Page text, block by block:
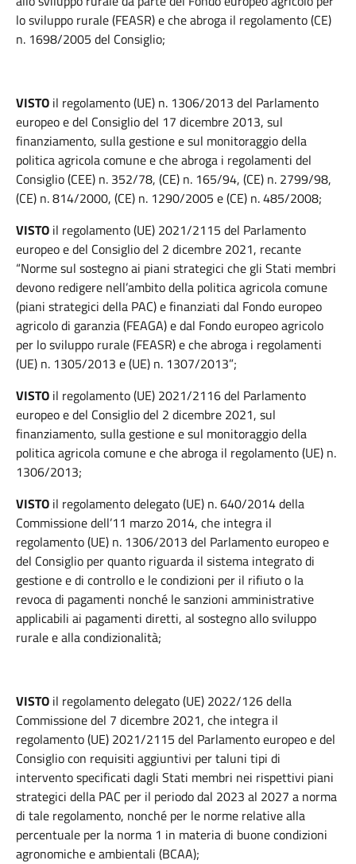
lo sviluppo rurale (FEASR) e che abroga il regolamento (CE)
n. 1698/2005 del Consiglio;
VISTO il regolamento (UE) n. 1306/2013 del Parlamento
europeo e del Consiglio del 17 dicembre 2013, sul
finanziamento, sulla gestione e sul monitoraggio della
politica agricola comune e che abroga i regolamenti del
Consiglio (CEE) n. 352/78, (CE) n. 165/94, (CE) n. 2799/98,
(CE) n. 814/2000, (CE) n. 1290/2005 e (CE) n. 485/2008;
VISTO il regolamento (UE) 2021/2115 del Parlamento
europeo e del Consiglio del 2 dicembre 2021, recante
“Norme sul sostegno ai piani strategici che gli Stati membri
devono redigere nell’ambito della politica agricola comune
(piani strategici della PAC) e finanziati dal Fondo europeo
agricolo di garanzia (FEAGA) e dal Fondo europeo agricolo
per lo sviluppo rurale (FEASR) e che abroga i regolamenti
(UE) n. 1305/2013 e (UE) n. 1307/2013”;
VISTO il regolamento (UE) 2021/2116 del Parlamento
europeo e del Consiglio del 2 dicembre 2021, sul
finanziamento, sulla gestione e sul monitoraggio della
politica agricola comune e che abroga il regolamento (UE) n.
1306/2013;
VISTO il regolamento delegato (UE) n. 640/2014 della
Commissione dell’11 marzo 2014, che integra il
regolamento (UE) n. 1306/2013 del Parlamento europeo e
del Consiglio per quanto riguarda il sistema integrato di
gestione e di controllo e le condizioni per il rifiuto o la
revoca di pagamenti nonché le sanzioni amministrative
applicabili ai pagamenti diretti, al sostegno allo sviluppo
rurale e alla condizionalità;
VISTO il regolamento delegato (UE) 2022/126 della
Commissione del 7 dicembre 2021, che integra il
regolamento (UE) 2021/2115 del Parlamento europeo e del
Consiglio con requisiti aggiuntivi per taluni tipi di
intervento specificati dagli Stati membri nei rispettivi piani
strategici della PAC per il periodo dal 2023 al 2027 a norma
di tale regolamento, nonché per le norme relative alla
percentuale per la norma 1 in materia di buone condizioni
agronomiche e ambientali (BCAA);